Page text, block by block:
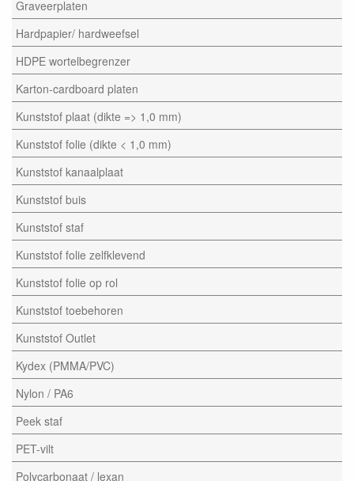
Graveerplaten
Hardpapier/ hardweefsel
HDPE wortelbegrenzer
Karton-cardboard platen
Kunststof plaat (dikte => 1,0 mm)
Kunststof folie (dikte < 1,0 mm)
Kunststof kanaalplaat
Kunststof buis
Kunststof staf
Kunststof folie zelfklevend
Kunststof folie op rol
Kunststof toebehoren
Kunststof Outlet
Kydex (PMMA/PVC)
Nylon / PA6
Peek staf
PET-vilt
Polycarbonaat / lexan